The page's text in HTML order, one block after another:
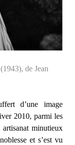
de Jean
d’une image
2010, parmi les
artisanat minutieux
et s’est vu